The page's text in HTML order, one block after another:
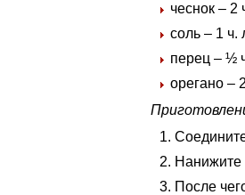
чеснок – 2
соль – 1 ч.
перец – ½
орегано –
После